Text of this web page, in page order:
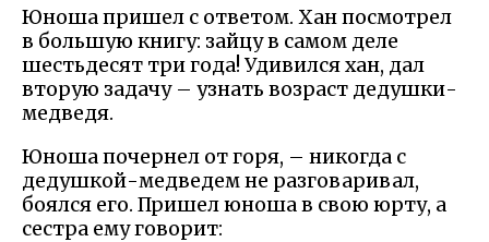
Юноша пришел с ответом. Хан посмотрел
в большую книгу: зайцу в самом деле
шестьдесят три года! Удивился хан, дал
вторую задачу – узнать возраст дедушки-
медведя.
Юноша почернел от горя, – никогда с
дедушкой-медведем не разговаривал,
боялся его. Пришел юноша в свою юрту, а
сестра ему говорит: